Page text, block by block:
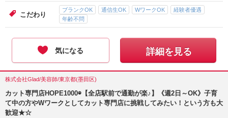
こだわり
ブランクOK 通信生OK WワークOK
経験者優遇
年齢不問
気になる 詳細を見る
株式会社Glad/美容師/東京都(墨田区)
カット専門店HOPE1000◉【全店駅前で通勤が楽♪】《週2日～OK》子育
て中の方やWワークとしてカット専門店に挑戦してみたい！という方も大
歓迎★☆